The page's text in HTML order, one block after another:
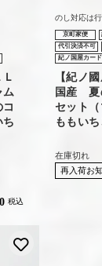
ち
税込
のし対応は
京町家便
代引決済不可
紀ノ国屋カード
【紀ノ
国産 夏
セット
ももいち
在庫切れ
再入荷お